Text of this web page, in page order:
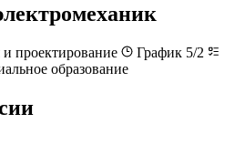
проектирование
График 5/2
образование